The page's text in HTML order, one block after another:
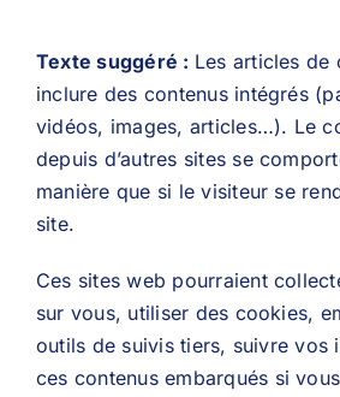
Texte suggéré : Les articles de
inclure des contenus intégrés
vidéos, images, articles…). Le
depuis d’autres sites se
manière que si le visiteur se
site.
Ces sites web pourraient
sur vous, utiliser des cookies,
outils de suivis tiers, suivre vos
ces contenus embarqués si